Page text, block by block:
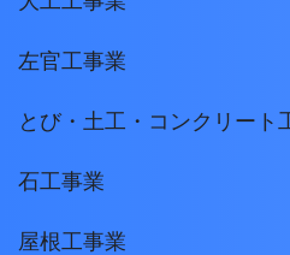
左官工事業
とび・土工・コンクリート
石工事業
屋根工事業